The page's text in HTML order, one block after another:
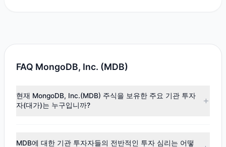
FAQ MongoDB, Inc. (MDB)
현재 MongoDB, Inc.(MDB) 주식을 보유한 주요 기관 투자
자(대가)는 누구입니까?
(Mason Morfit)($2.54억),Steven Cohen($1.16억) 등이 있습
MDB에 대한 기관 투자자들의 전반적인 투자 심리는 어떻